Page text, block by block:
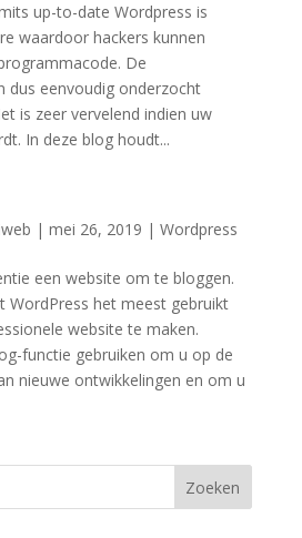
up-to-date Wordpress is
waardoor hackers kunnen
De
dus eenvoudig onderzocht
is zeer vervelend indien uw
In deze blog houdt...
| mei 26, 2019 | Wordpress
een website om te bloggen.
WordPress het meest gebruikt
website te maken.
functie gebruiken om u op de
nieuwe ontwikkelingen en om u